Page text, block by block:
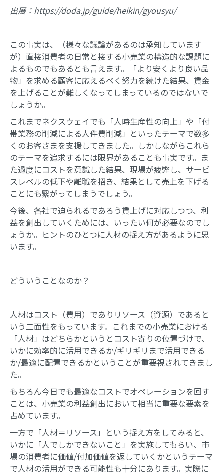
出展：https://doda.jp/guide/heikin/gyousyu/
この事実は、（様々な議論があるのは承知しています
が）直接消費者の日常と接する小売業の構造的な課題に
よるものでもあるとも言えます。「より安くより良い品
物」を求める顧客に応えるべく努力を続けた結果、賃金
を上げることが難しくなってしまっているのではないで
しょうか。
これまでネクスウェイでも「人時生産性の向上」や「付
帯業務の削減による人件費削減」といったテーマで数多
くのお客さまを支援してきました。しかしながらこれら
のテーマを追求するには限界があることも事実です。ま
た過度にコストを意識した結果、現場が疲弊し、サービ
スレベルの低下や離職を招き、結果として売上を下げる
ことにも繋がってしまうでしょう。
今後、各社で迫られるであろう賃上げに対応しつつ、利
益を創出していくためには、いったい何が必要なのでし
ょうか。ヒントのひとつに人材の捉え方があるように思
います。
どういうことなのか？
人材はコスト（費用）でありリソース（資源）であると
いう二面性をもっています。これまでの小売業における
「人材」はどちらかというとコスト寄りの位置づけで、
いかに効率的に活用できるか/ギリギリまで活用できる
か/最適に配置できるかということが重要視されてきまし
た。
もちろん今日でも最適なコストでオペレーションを回す
ことは、小売業の利益創出において相当に重要な要素を
占めています。
一方で「人材＝リソース」という捉え方をしてみると、
いかに「人でしかできないこと」を実施してもらい、市
場の消費者に価値/付加価値を返していくかというテーマ
で人材の活用ができる可能性も十分にあります。実際に